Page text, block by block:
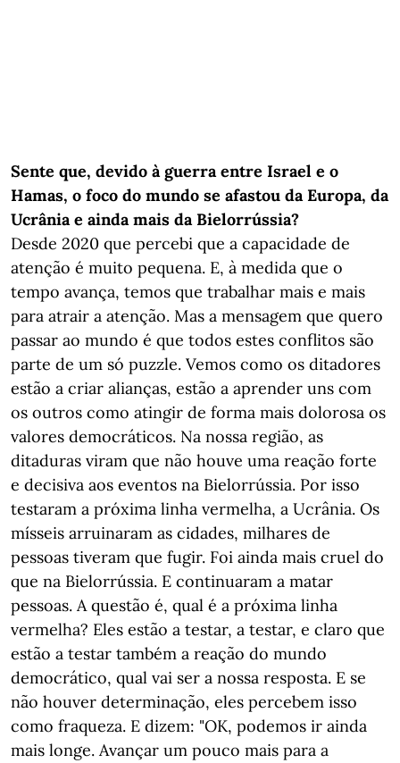
Sente que, devido à guerra entre Israel e o
Hamas, o foco do mundo se afastou da Europa, da
Ucrânia e ainda mais da Bielorrússia?
Desde 2020 que percebi que a capacidade de
atenção é muito pequena. E, à medida que o
tempo avança, temos que trabalhar mais e mais
para atrair a atenção. Mas a mensagem que quero
passar ao mundo é que todos estes conflitos são
parte de um só puzzle. Vemos como os ditadores
estão a criar alianças, estão a aprender uns com
os outros como atingir de forma mais dolorosa os
valores democráticos. Na nossa região, as
ditaduras viram que não houve uma reação forte
e decisiva aos eventos na Bielorrússia. Por isso
testaram a próxima linha vermelha, a Ucrânia. Os
mísseis arruinaram as cidades, milhares de
pessoas tiveram que fugir. Foi ainda mais cruel do
que na Bielorrússia. E continuaram a matar
pessoas. A questão é, qual é a próxima linha
vermelha? Eles estão a testar, a testar, e claro que
estão a testar também a reação do mundo
democrático, qual vai ser a nossa resposta. E se
não houver determinação, eles percebem isso
como fraqueza. E dizem: "OK, podemos ir ainda
mais longe. Avançar um pouco mais para a